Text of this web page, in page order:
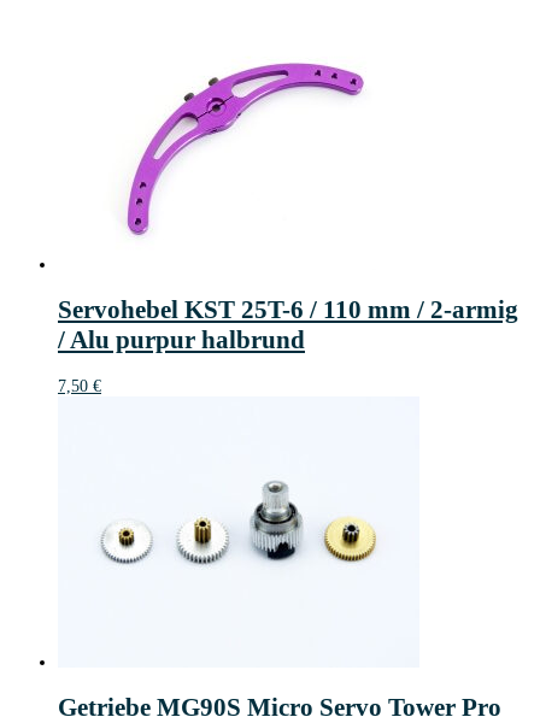
Servohebel KST 25T-6 / 110 mm / 2-armig
/ Alu purpur halbrund
7,50 €
Getriebe MG90S Micro Servo Tower Pro